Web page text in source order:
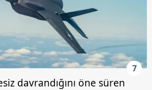
sunulması amacıyla
çerezler, sitemizin daha işlevsel
ve sizlere yönelik
yapılması, amaçlarıyla
dahilinde kullanılacaktır.
aşağıda yer alan panel
7
davrandığını öne süren